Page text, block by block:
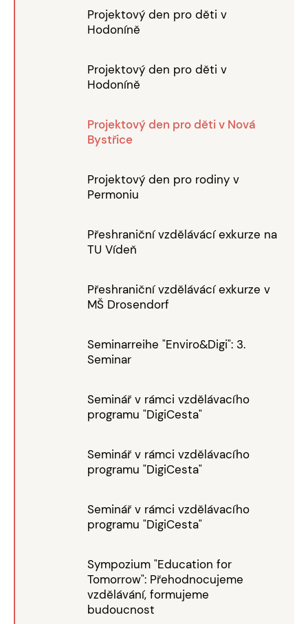
Projektový den pro děti v
Hodoníně
Projektový den pro děti v
Hodoníně
Projektový den pro děti v Nová
Bystřice
Projektový den pro rodiny v
Permoniu
Přeshraniční vzdělávácí exkurze na
TU Vídeň
Přeshraniční vzdělávácí exkurze v
MŠ Drosendorf
Seminarreihe "Enviro&Digi": 3.
Seminar
Seminář v rámci vzdělávacího
programu "DigiCesta"
Seminář v rámci vzdělávacího
programu "DigiCesta"
Seminář v rámci vzdělávacího
programu "DigiCesta"
Sympozium "Education for
Tomorrow": Přehodnocujeme
vzdělávání, formujeme
budoucnost